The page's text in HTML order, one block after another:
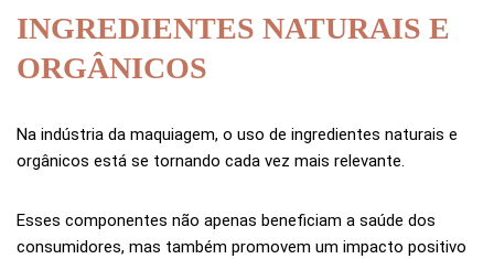
INGREDIENTES NATURAIS E
ORGÂNICOS
Na indústria da maquiagem, o uso de ingredientes naturais e
orgânicos está se tornando cada vez mais relevante.
Esses componentes não apenas beneficiam a saúde dos
consumidores, mas também promovem um impacto positivo